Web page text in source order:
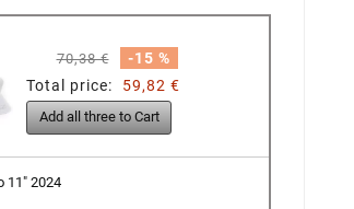
70,38 €
-15 %
Total price:
59,82 €
Add all three to Cart
11" 2024